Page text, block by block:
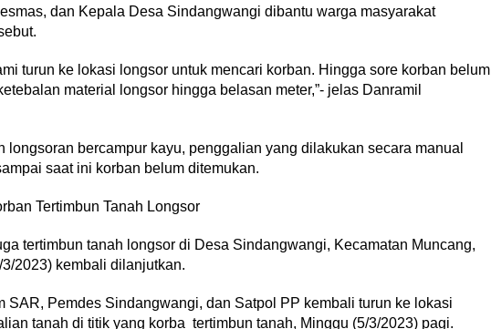
dan Kepala Desa Sindangwangi dibantu warga masyarakat
turun ke lokasi longsor untuk mencari korban. Hingga sore korban belum
material longsor hingga belasan meter,”- jelas Danramil
longsoran bercampur kayu, penggalian yang dilakukan secara manual
saat ini korban belum ditemukan.
Tertimbun Tanah Longsor
tertimbun tanah longsor di Desa Sindangwangi, Kecamatan Muncang,
2023) kembali dilanjutkan.
SAR, Pemdes Sindangwangi, dan Satpol PP kembali turun ke lokasi
tanah di titik yang korba tertimbun tanah, Minggu (5/3/2023) pagi.